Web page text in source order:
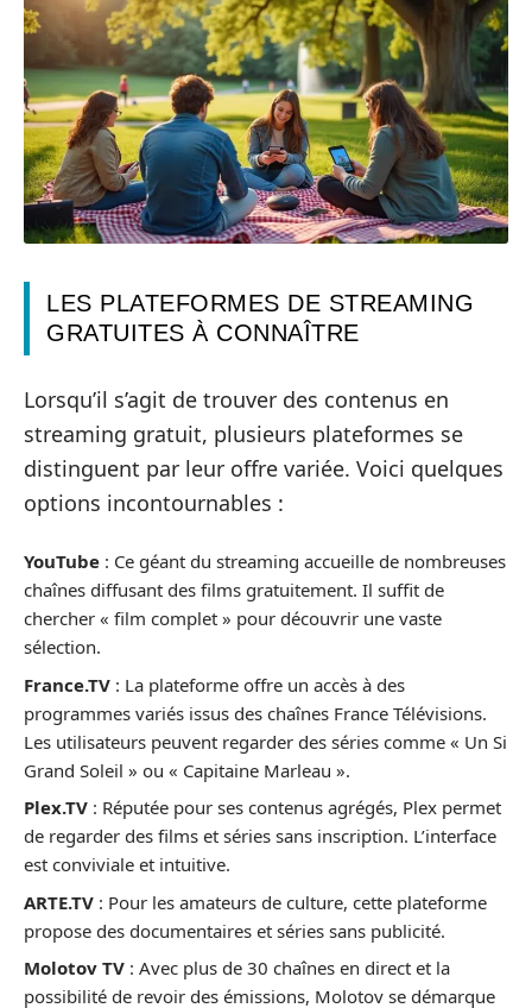
LES PLATEFORMES DE STREAMING
GRATUITES À CONNAÎTRE
Lorsqu’il s’agit de trouver des contenus en
streaming gratuit, plusieurs plateformes se
distinguent par leur offre variée. Voici quelques
options incontournables :
YouTube : Ce géant du streaming accueille de nombreuses
chaînes diffusant des films gratuitement. Il suffit de
chercher « film complet » pour découvrir une vaste
sélection.
France.TV : La plateforme offre un accès à des
programmes variés issus des chaînes France Télévisions.
Les utilisateurs peuvent regarder des séries comme « Un Si
Grand Soleil » ou « Capitaine Marleau ».
Plex.TV : Réputée pour ses contenus agrégés, Plex permet
de regarder des films et séries sans inscription. L’interface
est conviviale et intuitive.
ARTE.TV : Pour les amateurs de culture, cette plateforme
propose des documentaires et séries sans publicité.
Molotov TV : Avec plus de 30 chaînes en direct et la
possibilité de revoir des émissions, Molotov se démarque